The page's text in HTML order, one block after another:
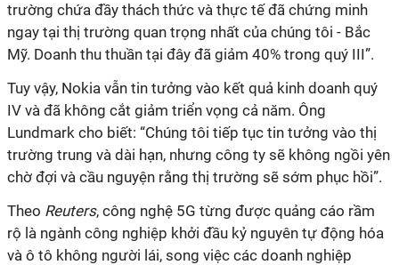
trường chứa đầy thách thức và thực tế đã chứng minh
ngay tại thị trường quan trọng nhất của chúng tôi - Bắc
Mỹ. Doanh thu thuần tại đây đã giảm 40% trong quý III”.
Tuy vậy, Nokia vẫn tin tưởng vào kết quả kinh doanh quý
IV và đã không cắt giảm triển vọng cả năm. Ông
Lundmark cho biết: “Chúng tôi tiếp tục tin tưởng vào thị
trường trung và dài hạn, nhưng công ty sẽ không ngồi yên
chờ đợi và cầu nguyện rằng thị trường sẽ sớm phục hồi”.
Theo Reuters, công nghệ 5G từng được quảng cáo rầm
rộ là ngành công nghiệp khởi đầu kỷ nguyên tự động hóa
và ô tô không người lái, song việc các doanh nghiệp